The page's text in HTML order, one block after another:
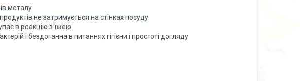
металу
не затримується на стінках посуду
в реакцію з їжею
і бездоганна в питаннях гігієни і простоті догляду